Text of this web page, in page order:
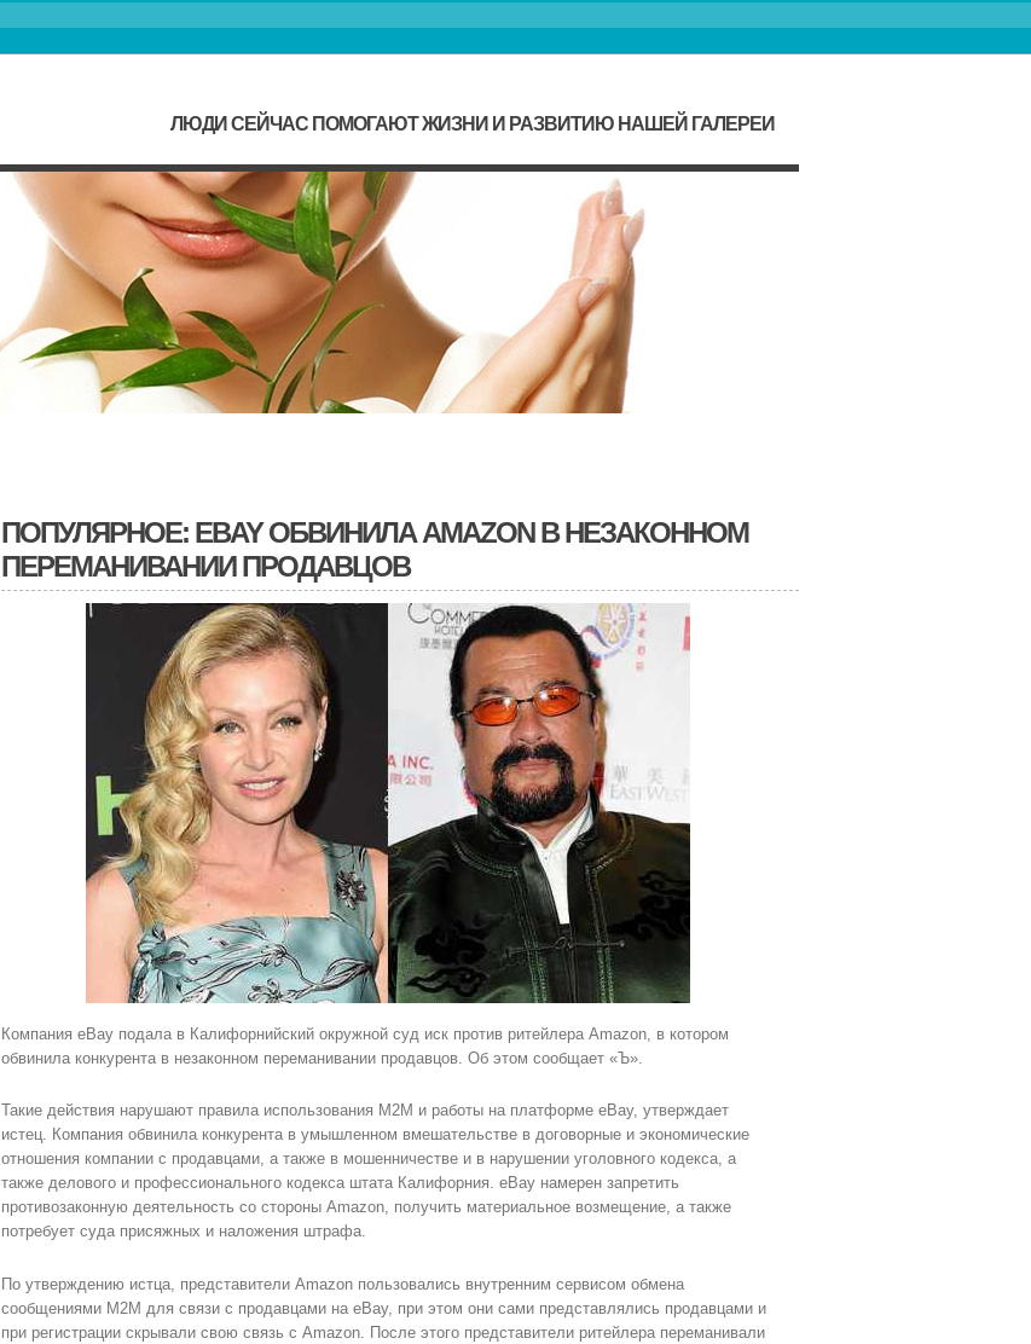
ЛЮДИ СЕЙЧАС ПОМОГАЮТ ЖИЗНИ И РАЗВИТИЮ НАШЕЙ ГАЛЕРЕИ
ПОПУЛЯРНОЕ: EBAY ОБВИНИЛА AMAZON В НЕЗАКОННОМ
ПЕРЕМАНИВАНИИ ПРОДАВЦОВ
Компания eBay подала в Калифорнийский окружной суд иск против ритейлера Amazon, в котором
обвинила конкурента в незаконном переманивании продавцов. Об этом сообщает «Ъ».
Такие действия нарушают правила использования М2М и работы на платформе eBay, утверждает
истец. Компания обвинила конкурента в умышленном вмешательстве в договорные и экономические
отношения компании с продавцами, а также в мошенничестве и в нарушении уголовного кодекса, а
также делового и профессионального кодекса штата Калифорния. eBay намерен запретить
противозаконную деятельность со стороны Amazon, получить материальное возмещение, а также
потребует суда присяжных и наложения штрафа.
По утверждению истца, представители Amazon пользовались внутренним сервисом обмена
сообщениями М2М для связи с продавцами на eBay, при этом они сами представлялись продавцами и
при регистрации скрывали свою связь с Amazon. После этого представители ритейлера переманивали